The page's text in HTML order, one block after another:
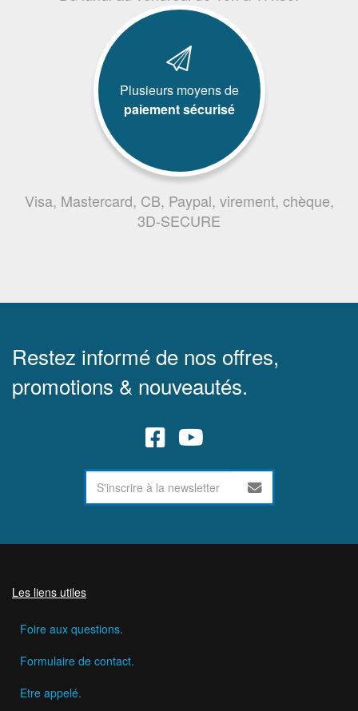
Plusieurs moyens de
paiement sécurisé
Visa, Mastercard, CB, Paypal, virement, chèque,
3D-SECURE
Restez informé de nos offres,
promotions & nouveautés.
Les liens utiles
Foire aux questions.
Formulaire de contact.
Etre appelé.